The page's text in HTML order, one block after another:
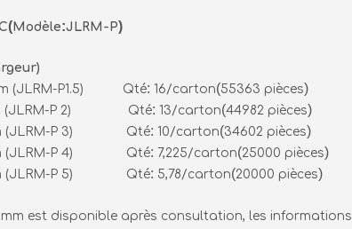
( Modèle:JLRM-P)
mm (JLRM-P1.5) Qté: 16/carton(55363 pièces)
mm (JLRM-P 2) Qté: 13/carton(44982 pièces)
mm (JLRM-P 3) Qté: 10/carton(34602 pièces)
mm (JLRM-P 4) Qté: 7,225/carton(25000 pièces)
mm (JLRM-P 5) Qté: 5,78/carton(20000 pièces)
mm est disponible après consultation, les informations